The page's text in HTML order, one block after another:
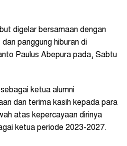
digelar bersamaan dengan
panggung hiburan di
Paulus Abepura pada, Sabtu
ketua alumni
dan terima kasih kepada para
atas kepercayaan dirinya
ketua periode 2023-2027.